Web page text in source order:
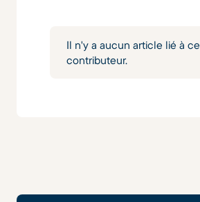
Il n'y a aucun article lié à ce
contributeur.